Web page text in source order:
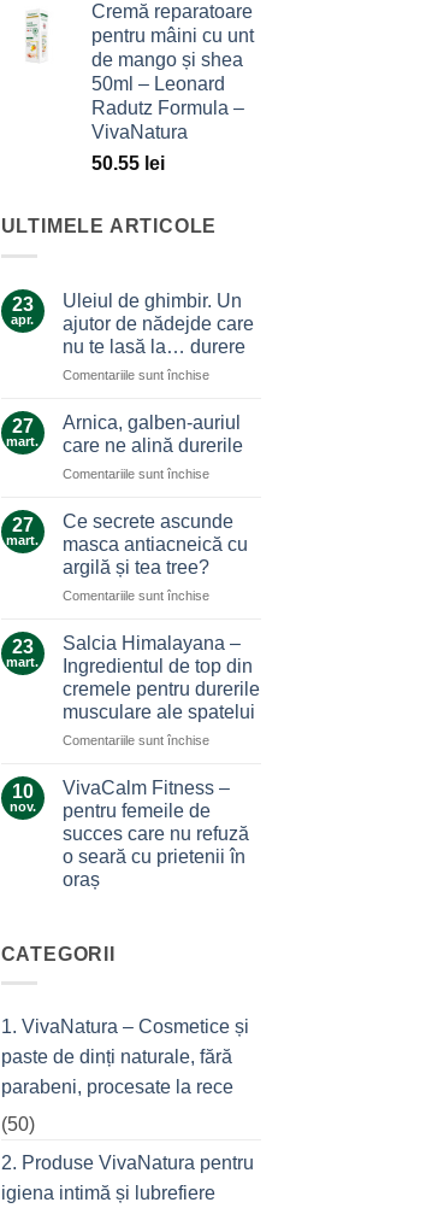
Cremă reparatoare
pentru mâini cu unt
de mango și shea
50ml – Leonard
Radutz Formula –
VivaNatura
50.55 lei
ULTIMELE ARTICOLE
23
apr.
Uleiul de ghimbir. Un
ajutor de nădejde care
nu te lasă la… durere
Comentariile sunt închisepentru
de
ghimbir.
Un
ajutor
nădejde
care
nu
lasă
durere
27
mart.
Arnica, galben-auriul
care ne alină durerile
Comentariile sunt închisepentru
galben-
auriul
care
alină
27
mart.
Ce secrete ascunde
masca antiacneică cu
argilă și tea tree?
Comentariile sunt închisepentru
ascunde
masca
antiacneică
cu
argilă
tree?
23
mart.
Salcia Himalayana –
Ingredientul de top din
cremele pentru durerile
musculare ale spatelui
Comentariile sunt închisepentru
Ingredientul
de
top
10
nov.
VivaCalm Fitness –
pentru femeile de
succes care nu refuză
o seară cu prietenii în
oraș
VivaCalm
Fitness
de
care
refuză
prietenii
în
oraș
CATEGORII
1. VivaNatura – Cosmetice și
paste de dinți naturale, fără
parabeni, procesate la rece
(50)
2. Produse VivaNatura pentru
igiena intimă și lubrefiere